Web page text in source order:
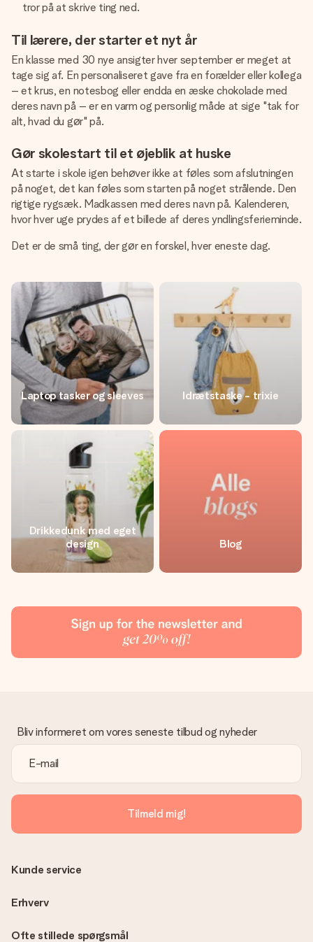
tror på at skrive ting ned.
Til lærere, der starter et nyt år
En klasse med 30 nye ansigter hver september er meget at
tage sig af. En personaliseret gave fra en forælder eller kollega
– et krus, en notesbog eller endda en æske chokolade med
deres navn på – er en varm og personlig måde at sige "tak for
alt, hvad du gør" på.
Gør skolestart til et øjeblik at huske
At starte i skole igen behøver ikke at føles som afslutningen
på noget, det kan føles som starten på noget strålende. Den
rigtige rygsæk. Madkassen med deres navn på. Kalenderen,
hvor hver uge prydes af et billede af deres yndlingsferieminde.
Det er de små ting, der gør en forskel, hver eneste dag.
Laptop tasker og sleeves Idrætstaske - trixie
Drikkedunk med eget
design
Blog
Bliv informeret om vores seneste tilbud og nyheder
Tilmeld mig!
Ofte stillede spørgsmål
Kunde service
Erhverv